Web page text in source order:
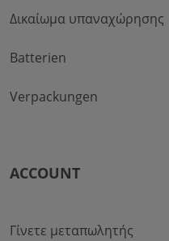
Δικαίωμα υπαναχώρησης
Batterien
Verpackungen
ACCOUNT
Γίνετε μεταπωλητής